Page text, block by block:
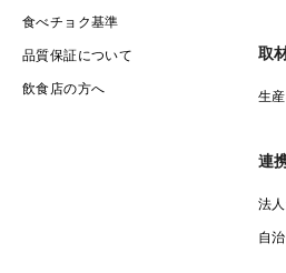
食べチョク基準
品質保証について
飲食店の方へ
取
生
連
法
自